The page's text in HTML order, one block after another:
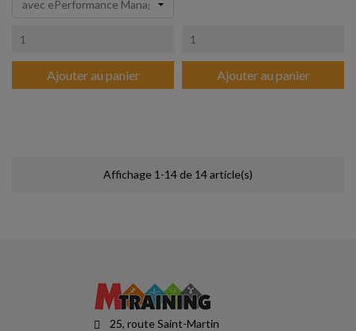
Ajouter au panier Ajouter au panier
Affichage 1-14 de 14 article(s)
25, route Saint-Martin